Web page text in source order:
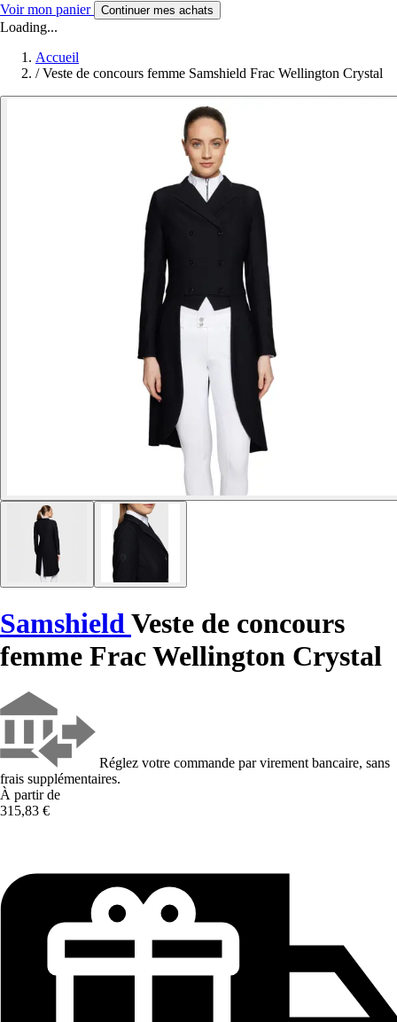
Voir mon panier Continuer mes achats
Loading...
Accueil
/ Veste de concours femme Samshield Frac Wellington Crystal
Samshield Veste de concours
femme Frac Wellington Crystal
Réglez votre commande par virement bancaire, sans
frais supplémentaires.
À partir de
315,83 €